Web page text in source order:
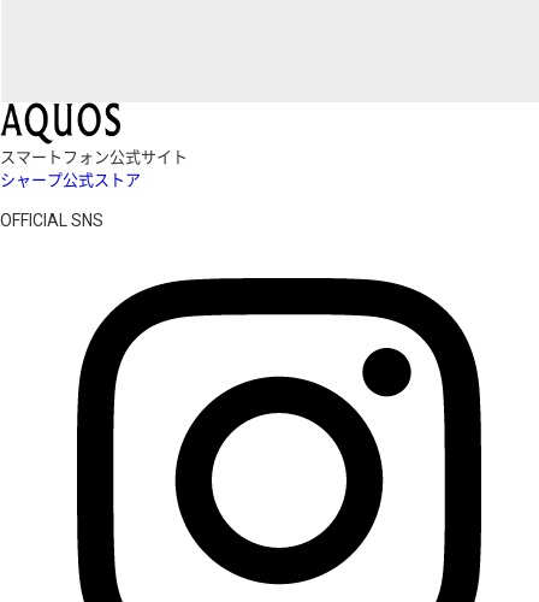
スマートフォン公式サイト
シャープ公式ストア
OFFICIAL SNS